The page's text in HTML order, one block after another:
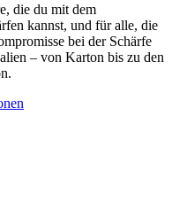
die du mit dem
kannst, und für alle, die
bei der Schärfe
– von Karton bis zu den